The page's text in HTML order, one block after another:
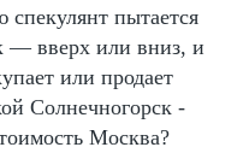
пытается
— вверх или вниз, и
или продает
Солнечногорск -
Москва?